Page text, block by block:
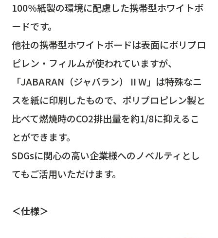
100％紙製の環境に配慮した携帯型ホワイトボ
ードです。
他社の携帯型ホワイトボードは表面にポリプロ
ピレン・フィルムが使われていますが、
「JABARAN（ジャバラン） II W」は特殊なニ
スを紙に印刷したもので、ポリプロピレン製と
比べて燃焼時のCO2排出量を約1/8に抑えるこ
とができます。
SDGsに関心の高い企業様へのノベルティとし
てもご活用いただけます。
＜仕様＞